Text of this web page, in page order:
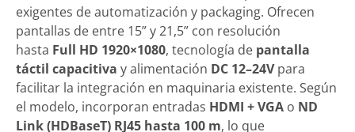
exigentes de automatización y packaging. Ofrecen
pantallas de entre 15” y 21,5” con resolución
hasta Full HD 1920×1080, tecnología de pantalla
táctil capacitiva y alimentación DC 12–24Vpara
facilitar la integración en maquinaria existente. Según
el modelo, incorporan entradas HDMI + VGA o ND
Link (HDBaseT) RJ45 hasta 100 m, lo que